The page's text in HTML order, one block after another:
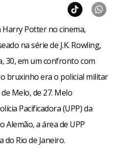
Potter no cinema,
na série de J.K. Rowling,
30, em um confronto com
bruxinho era o policial militar
Melo, de 27. Melo
Pacificadora (UPP) da
Alemão, a área de UPP
Rio de Janeiro.